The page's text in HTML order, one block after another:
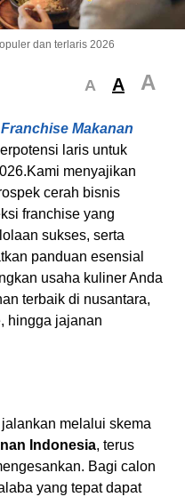
dan terlaris 2026
A A A
Franchise Makanan
laris untuk
menyajikan
cerah bisnis
franchise yang
sukses, serta
panduan esensial
usaha kuliner Anda
terbaik di nusantara,
hingga jajanan
melalui skema
Indonesia, terus
Bagi calon
yang tepat dapat